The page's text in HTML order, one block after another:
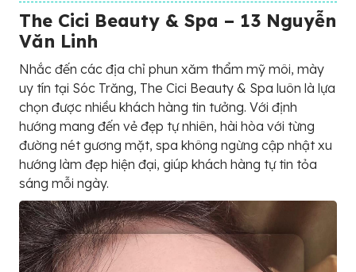
The Cici Beauty & Spa – 13 Nguyễn
Văn Linh
Nhắc đến các địa chỉ phun xăm thẩm mỹ môi, mày
uy tín tại Sóc Trăng, The Cici Beauty & Spa luôn là lựa
chọn được nhiều khách hàng tin tưởng. Với định
hướng mang đến vẻ đẹp tự nhiên, hài hòa với từng
đường nét gương mặt, spa không ngừng cập nhật xu
hướng làm đẹp hiện đại, giúp khách hàng tự tin tỏa
sáng mỗi ngày.